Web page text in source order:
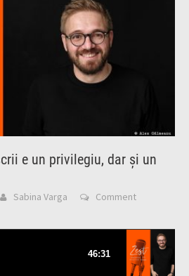
e un privilegiu, dar și un
Sabina Varga Comment